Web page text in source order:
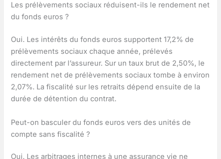
Les prélèvements sociaux réduisent-ils le rendement net
du fonds euros ?
Oui. Les intérêts du fonds euros supportent 17,2% de
prélèvements sociaux chaque année, prélevés
directement par l’assureur. Sur un taux brut de 2,50%, le
rendement net de prélèvements sociaux tombe à environ
2,07%. La fiscalité sur les retraits dépend ensuite de la
durée de détention du contrat.
Peut-on basculer du fonds euros vers des unités de
compte sans fiscalité ?
Oui. Les arbitrages internes à une assurance vie ne